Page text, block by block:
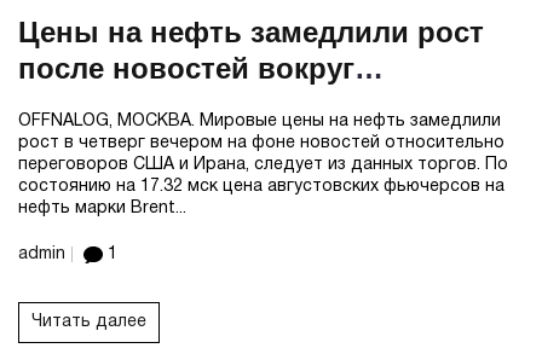
Цены на нефть замедлили рост
после новостей вокруг
переговоров США и Ирана
OFFNALOG, МОСКВА. Мировые цены на нефть замедлили
рост в четверг вечером на фоне новостей относительно
переговоров США и Ирана, следует из данных торгов. По
состоянию на 17.32 мск цена августовских фьючерсов на
нефть марки Brent...
admin 1
Читать далее